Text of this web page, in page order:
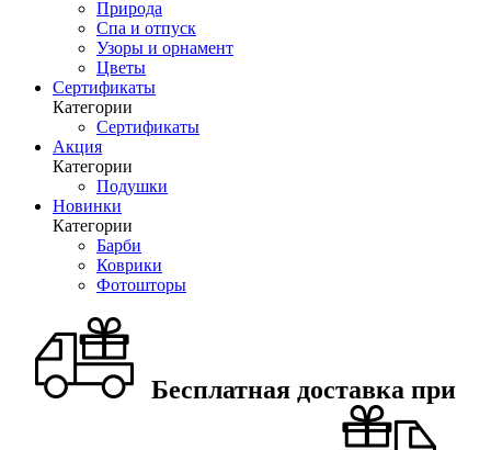
Природа
Спа и отпуск
Узоры и орнамент
Цветы
Сертификаты
Категории
Сертификаты
Акция
Категории
Подушки
Новинки
Категории
Барби
Коврики
Фотошторы
Бесплатная доставка при